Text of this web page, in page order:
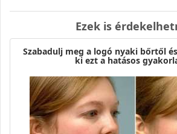
Ezek is
Szabadulj meg a logó nyaki bőrtől
ki ezt a hatásos